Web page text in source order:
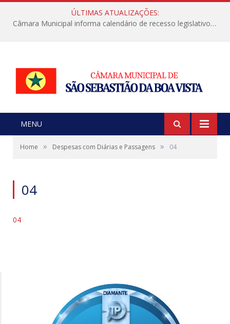
ÚLTIMAS ATUALIZAÇÕES:
Câmara Municipal informa calendário de recesso legislativo de julho
MENU
Home » Despesas com Diárias e Passagens » 04
04
04